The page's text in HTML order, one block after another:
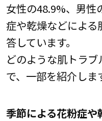
女性の48.9%、男性
症や乾燥などによ
答しています。
どのような肌トラ
で、一部を紹介しま
季節による花粉症